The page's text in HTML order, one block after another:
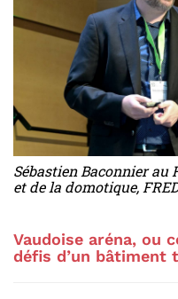
Sébastien Baconnier au
et de la domotique,
Vaudoise aréna, ou
défis d’un bâtiment